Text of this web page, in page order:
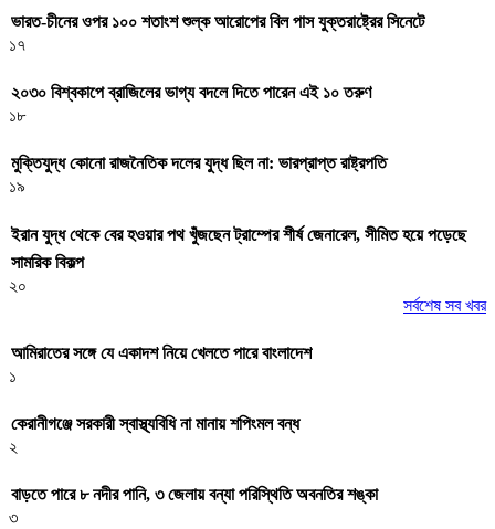
ভারত-চীনের ওপর ১০০ শতাংশ শুল্ক আরোপের বিল পাস যুক্তরাষ্ট্রের সিনেটে
১৭
২০৩০ বিশ্বকাপে ব্রাজিলের ভাগ্য বদলে দিতে পারেন এই ১০ তরুণ
১৮
মুক্তিযুদ্ধ কোনো রাজনৈতিক দলের যুদ্ধ ছিল না: ভারপ্রাপ্ত রাষ্ট্রপতি
১৯
ইরান যুদ্ধ থেকে বের হওয়ার পথ খুঁজছেন ট্রাম্পের শীর্ষ জেনারেল, সীমিত হয়ে পড়েছে
সামরিক বিকল্প
২০
সর্বশেষ সব খবর
আমিরাতের সঙ্গে যে একাদশ নিয়ে খেলতে পারে বাংলাদেশ
১
কেরানীগঞ্জে সরকারী স্বাস্থ্যবিধি না মানায় শপিংমল বন্ধ
২
বাড়তে পারে ৮ নদীর পানি, ৩ জেলায় বন্যা পরিস্থিতি অবনতির শঙ্কা
৩